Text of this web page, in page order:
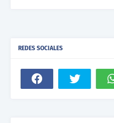
REDES SOCIALES